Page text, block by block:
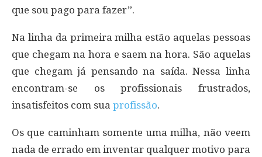
que sou pago para fazer”.
Na linha da primeira milha estão aquelas pessoas
que chegam na hora e saem na hora. São aquelas
que chegam já pensando na saída. Nessa linha
encontram-se os profissionais frustrados,
insatisfeitos com sua profissão.
Os que caminham somente uma milha, não veem
nada de errado em inventar qualquer motivo para